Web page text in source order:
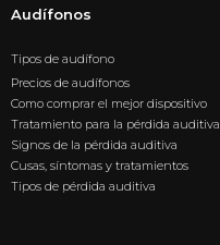
Audífonos
Tipos de audífono
Precios de audífonos
Como comprar el mejor dispositivo
Tratamiento para la pérdida auditiva
Signos de la pérdida auditiva
Cusas, síntomas y tratamientos
Tipos de pérdida auditiva